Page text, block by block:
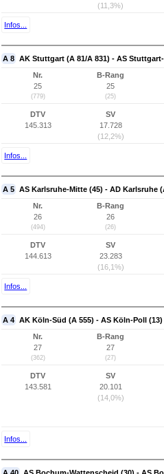
(11,3%)
Infos...
A 8 AK Stuttgart (A 81/A 831) - AS
Nr.
25
(779)
B-Rang
25
(25)
DTV
145.313
SV
17.728
(12,2%)
Infos...
A 5 AS Karlsruhe-Mitte (45) - AD Karlsruhe
Nr.
26
(494)
B-Rang
26
(26)
DTV
144.613
SV
23.283
(16,1%)
Infos...
A 4 AK Köln-Süd (A 555) - AS Köln-Poll (13)
Nr.
27
(362)
B-Rang
27
(27)
DTV
143.581
SV
20.101
(14,0%)
Infos...